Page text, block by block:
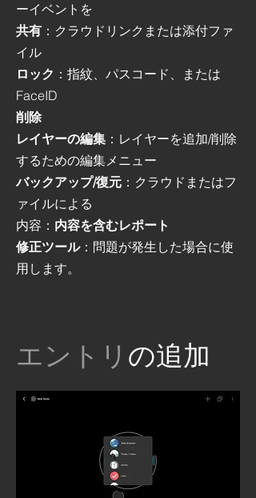
ーイベントを
共有 ：クラウドリンクまたは添付ファ
イル
ロック ：指紋、パスコード、または
FaceID
削除
レイヤーの編集 ：レイヤーを追加/削除
するための編集メニュー
バックアップ/復元 ：クラウドまたはフ
ァイルによる
内容： 内容を含むレポート
修正ツール：問題が発生した場合に使
用します。
エントリ の追加